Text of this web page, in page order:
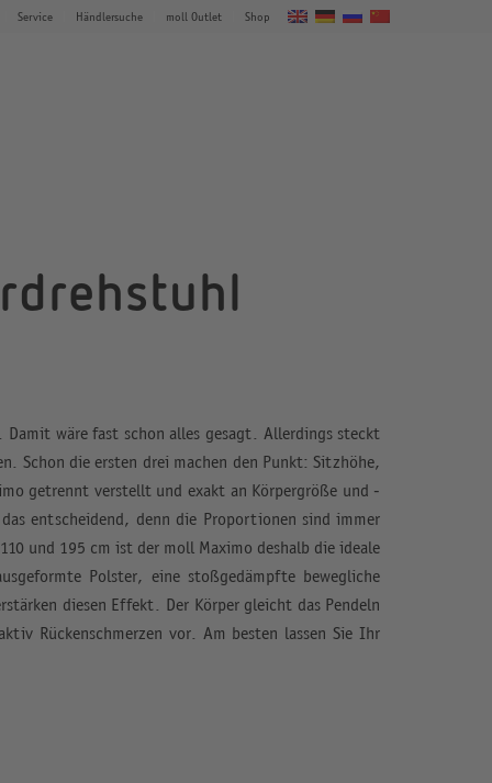
Service Händlersuche moll Outlet Shop
wäre fast schon alles gesagt. Allerdings steckt
Schon die ersten drei machen den Punkt: Sitzhöhe,
getrennt verstellt und exakt an Körpergröße und -
entscheidend, denn die Proportionen sind immer
und 195 cm ist der moll Maximo deshalb die ideale
Polster, eine stoßgedämpfte bewegliche
diesen Effekt. Der Körper gleicht das Pendeln
Rückenschmerzen vor. Am besten lassen Sie Ihr